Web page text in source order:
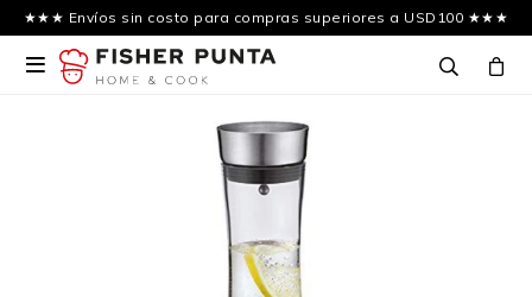
★★★ Envíos sin costo para compras superiores a USD100 ★★★
